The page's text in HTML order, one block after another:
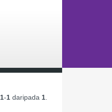
1-1 daripada 1